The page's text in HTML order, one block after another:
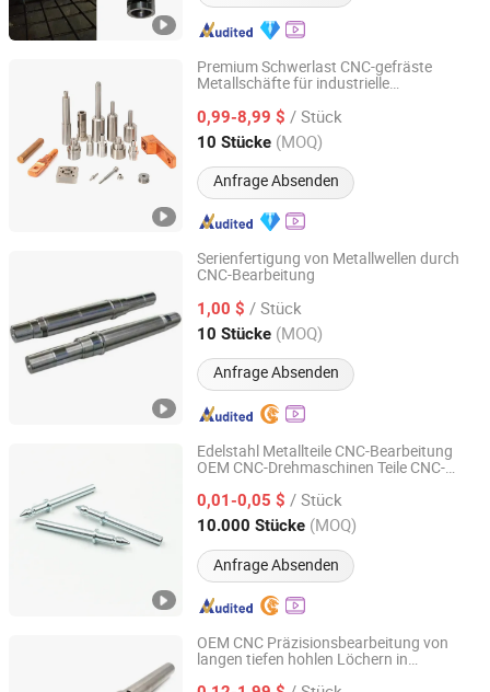
Premium Schwerlast CNC-gefräste
Metallschäfte für industrielle
0,99-8,99 $ / Stück
10 Stücke (MOQ)
Anfrage Absenden
Xiamen Gx Precision Machinery Co., Ltd
Fujian, China Seit 2022
Serienfertigung von Metallwellen durch
CNC-Bearbeitung
1,00 $ / Stück
10 Stücke (MOQ)
Anfrage Absenden
ByTune Electronics Co., Ltd.
Guangdong, China Seit 2016
Edelstahl Metallteile CNC-Bearbeitung
OEM CNC-Drehmaschinen Teile CNC-
0,01-0,05 $ / Stück
10.000 Stücke (MOQ)
Anfrage Absenden
Yuhuang Electronics Dongguan Co., Ltd.
Guangdong, China Seit 2020
OEM CNC Präzisionsbearbeitung von
langen tiefen hohlen Löchern in
Shenzhen QY Precision Co., Ltd.